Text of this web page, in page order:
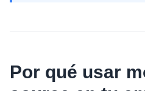
Por qué usar